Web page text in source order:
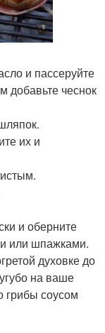
и пассеруйте
добавьте чеснок
их и
и оберните
или шпажками.
духовке до
на ваше
грибы соусом